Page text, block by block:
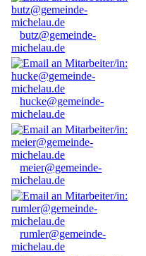
butz@gemeinde-
michelau.de
hucke@gemeinde-
michelau.de
meier@gemeinde-
michelau.de
rumler@gemeinde-
michelau.de